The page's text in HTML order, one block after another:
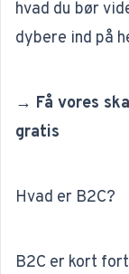
hvad du bør
dybere ind på
→ Få vores
gratis
Hvad er B2C?
B2C er kort